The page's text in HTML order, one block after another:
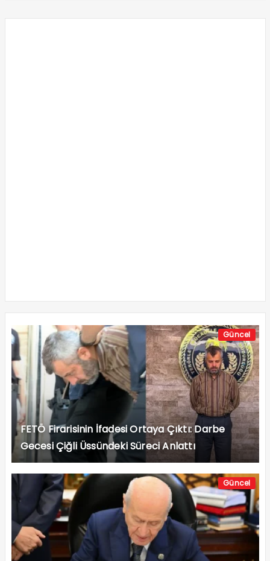
Güncel
FETÖ Firarisinin İfadesi Ortaya Çıktı: Darbe
Gecesi Çiğli Üssündeki Süreci Anlattı
Güncel